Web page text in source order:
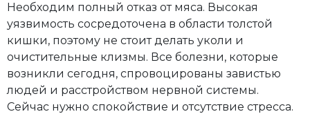
Необходим полный отказ от мяса. Высокая
уязвимость сосредоточена в области толстой
кишки, поэтому не стоит делать уколи и
очистительные клизмы. Все болезни, которые
возникли сегодня, спровоцированы завистью
людей и расстройством нервной системы.
Сейчас нужно спокойствие и отсутствие стресса.